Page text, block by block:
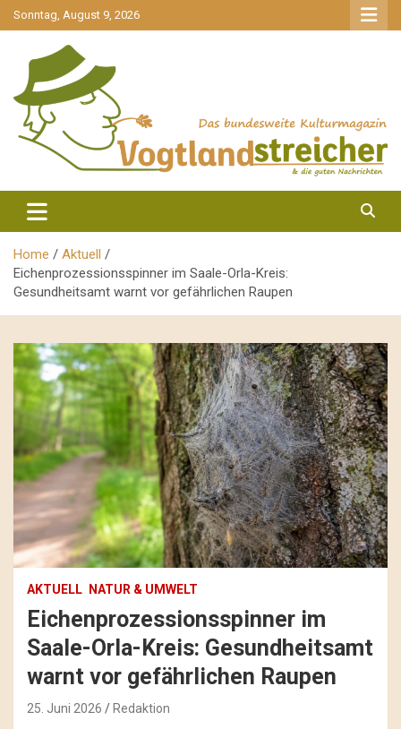
gehe
zum
Sonntag, August 9, 2026
Vogtlandstreicher
Home
Aktuell
Eichenprozessionsspinner im Saale-Orla-Kreis:
Gesundheitsamt warnt vor gefährlichen Raupen
AKTUELL NATUR & UMWELT
Eichenprozessionsspinner im
Saale-Orla-Kreis: Gesundheitsamt
warnt vor gefährlichen Raupen
25. Juni 2026 Redaktion